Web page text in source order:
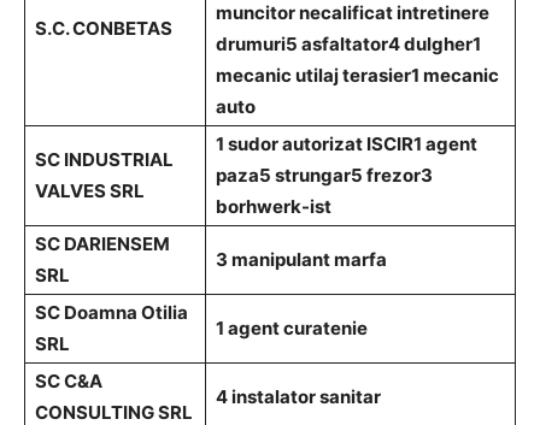
S.C. CONBETAS
muncitor necalificat intretinere
drumuri5 asfaltator4 dulgher1
mecanic utilaj terasier1 mecanic
auto
SC INDUSTRIAL
VALVES SRL
1 sudor autorizat ISCIR1 agent
paza5 strungar5 frezor3
borhwerk-ist
SC DARIENSEM
SRL
3 manipulant marfa
SC Doamna Otilia
SRL
1 agent curatenie
SC C&A
CONSULTING SRL
4 instalator sanitar